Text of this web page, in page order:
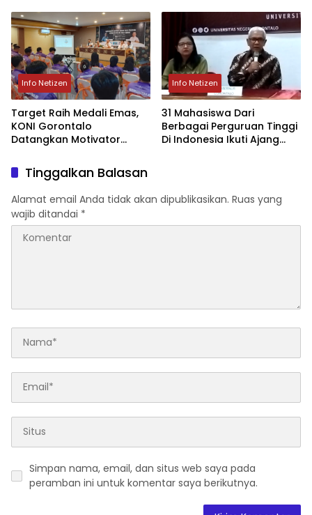
Info Netizen
Target Raih Medali Emas,
KONI Gorontalo
Datangkan Motivator
Info Netizen
31 Mahasiswa Dari
Berbagai Perguruan Tinggi
Di Indonesia Ikuti Ajang
Tinggalkan Balasan
Alamat email Anda tidak akan dipublikasikan. Ruas yang
wajib ditandai *
Simpan nama, email, dan situs web saya pada
peramban ini untuk komentar saya berikutnya.